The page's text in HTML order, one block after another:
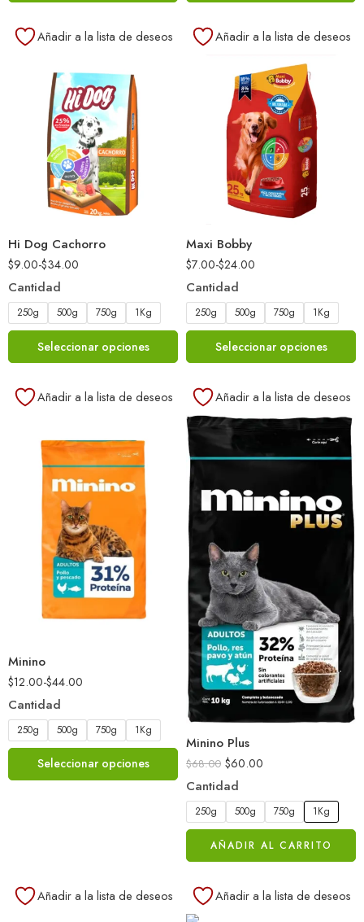
Añadir a la lista de deseos
Hi Dog Cachorro
$9.00-$34.00
Cantidad
250g 500g 750g 1Kg
Seleccionar opciones
Añadir a la lista de deseos
Maxi Bobby
$7.00-$24.00
Cantidad
250g 500g 750g 1Kg
Seleccionar opciones
Añadir a la lista de deseos
Minino
$12.00-$44.00
Cantidad
250g 500g 750g 1Kg
Seleccionar opciones
Añadir a la lista de deseos
Minino Plus
$68.00 $60.00
Cantidad
250g 500g 750g 1Kg
AÑADIR AL CARRITO
Añadir a la lista de deseos Añadir a la lista de deseos